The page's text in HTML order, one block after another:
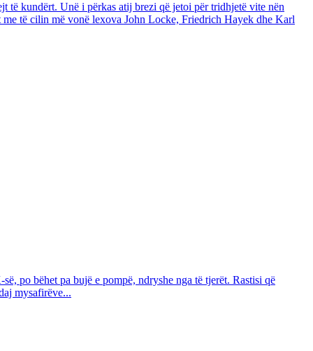
të kundërt. Unë i përkas atij brezi që jetoi për tridhjetë vite nën
të cilin më vonë lexova John Locke, Friedrich Hayek dhe Karl
po bëhet pa bujë e pompë, ndryshe nga të tjerët. Rastisi që
mysafirëve...